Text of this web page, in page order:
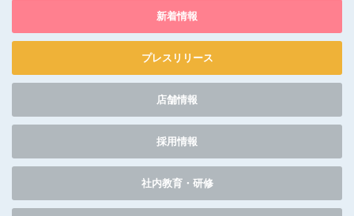
新着情報
プレスリリース
店舗情報
採用情報
社内教育・研修